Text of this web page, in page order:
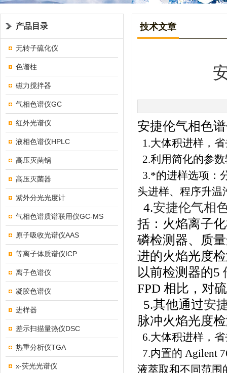
产品目录
无转子硫化仪
色谱柱
磁力搅拌器
气相色谱仪GC
红外光谱仪
液相色谱仪HPLC
高压灭菌锅
高压灭菌器
紫外分光光度计
气相色谱质谱联用仪GC-MS
原子吸收光谱仪AAS
等离子体质谱仪ICP
离子色谱仪
凝胶色谱仪
进样器
差示扫描量热仪DSC
热重分析仪TGA
x-荧光光谱仪
技术文章
安捷伦气相色
1.大体积进样，
2.利用简化的参
3.*的进样选项：
头进样、程序升温
4.安捷伦气相
括：火焰离子
磷检测器、质
进的火焰光度
以前检测器的5
FPD 相比，对
5.其他通过安
脉冲火焰光度
6.大体积进样，
7.内置的 Agilent
液萃取和不同范围